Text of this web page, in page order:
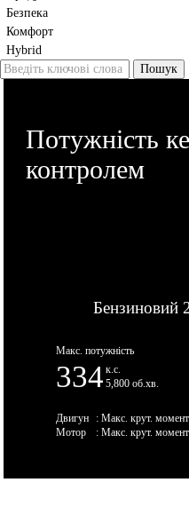
Безпека
Комфорт
Hybrid
Потужність
контролем
Бензиновий
Макс. потужність
334 к.с.
5,800 об.хв.
Двигун
: Макс. крут.
Мотор
: Макс. крут.